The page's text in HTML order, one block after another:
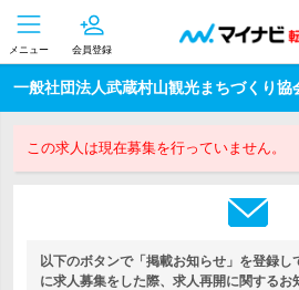
メニュー 会員登録
一般社団法人武蔵村山観光まちづくり協
この求人は現在募集を行っていません。
以下のボタンで「掲載お知らせ」を登録し
に求人募集をした際、求人再開に関するお